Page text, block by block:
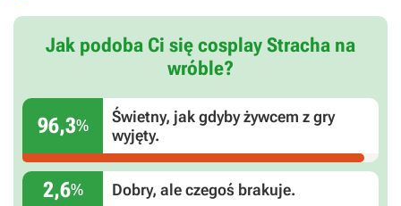
Jak podoba Ci się cosplay Stracha na
wróble?
96,3%
Świetny, jak gdyby żywcem z gry
wyjęty.
2,6% Dobry, ale czegoś brakuje.